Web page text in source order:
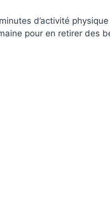
d’activité
pour en retirer des